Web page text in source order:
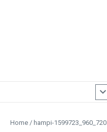
Home / hampi-1599723_960_720